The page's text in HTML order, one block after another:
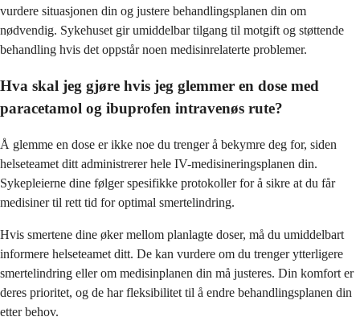
vurdere situasjonen din og justere behandlingsplanen din om
nødvendig. Sykehuset gir umiddelbar tilgang til motgift og støttende
behandling hvis det oppstår noen medisinrelaterte problemer.
Hva skal jeg gjøre hvis jeg glemmer en dose med
paracetamol og ibuprofen intravenøs rute?
Å glemme en dose er ikke noe du trenger å bekymre deg for, siden
helseteamet ditt administrerer hele IV-medisineringsplanen din.
Sykepleierne dine følger spesifikke protokoller for å sikre at du får
medisiner til rett tid for optimal smertelindring.
Hvis smertene dine øker mellom planlagte doser, må du umiddelbart
informere helseteamet ditt. De kan vurdere om du trenger ytterligere
smertelindring eller om medisinplanen din må justeres. Din komfort er
deres prioritet, og de har fleksibilitet til å endre behandlingsplanen din
etter behov.